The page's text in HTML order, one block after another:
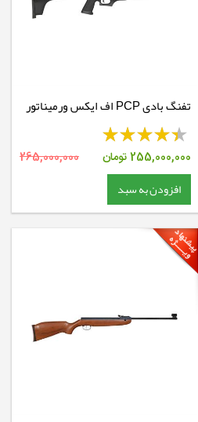
تفنگ بادی PCP اف ایکس ورمیناتور
کارابین
255,000,000تومان 265,000,000
افزودن به سبد